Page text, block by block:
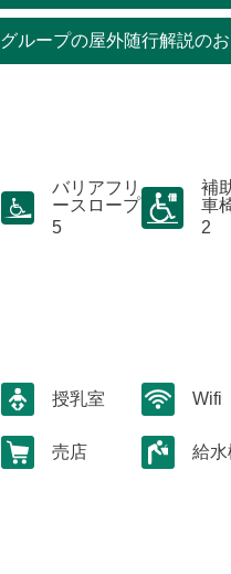
グループの屋外随行解説の
バリアフリ
ースロープ
5
補
車
2
授乳室 Wifi
売店 給水